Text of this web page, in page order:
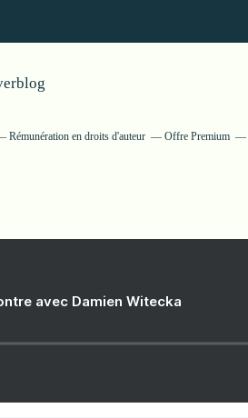
Rémunération en droits d'auteur Offre Premium
avec Damien Witecka